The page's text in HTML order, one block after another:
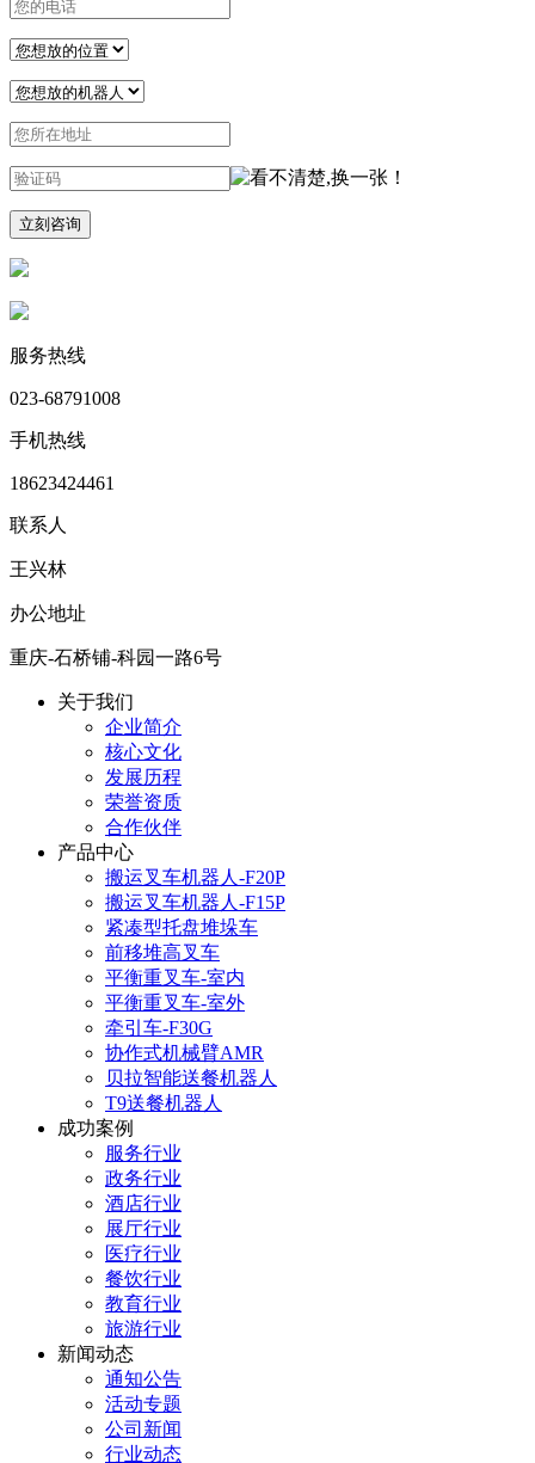
服务热线
023-68791008
手机热线
18623424461
联系人
王兴林
办公地址
重庆-石桥铺-科园一路6号
关于我们
企业简介
核心文化
发展历程
荣誉资质
合作伙伴
产品中心
搬运叉车机器人-F20P
搬运叉车机器人-F15P
紧凑型托盘堆垛车
前移堆高叉车
平衡重叉车-室内
平衡重叉车-室外
牵引车-F30G
协作式机械臂AMR
贝拉智能送餐机器人
T9送餐机器人
成功案例
服务行业
政务行业
酒店行业
展厅行业
医疗行业
餐饮行业
教育行业
旅游行业
新闻动态
通知公告
活动专题
公司新闻
行业动态